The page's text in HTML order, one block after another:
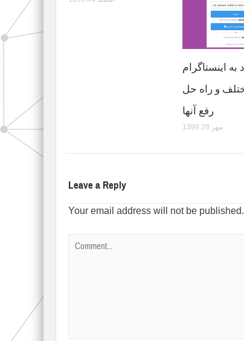
اینستاگرام
و راه حل
رفع آنها
1399 مهر 28
Leave a Reply
Your email address will not be published.